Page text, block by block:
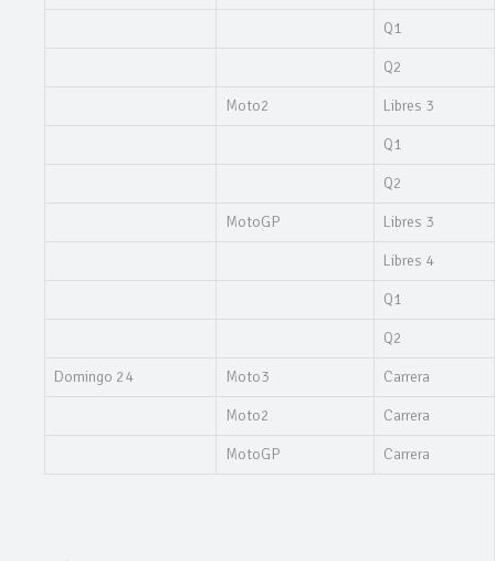
Q1
Q2
Moto2 Libres 3
Q1
Q2
MotoGP Libres 3
Libres 4
Q1
Q2
Domingo 24 Moto3 Carrera
Moto2 Carrera
MotoGP Carrera